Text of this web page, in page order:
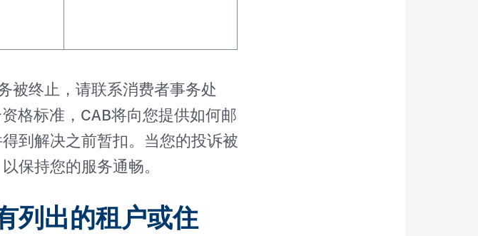
被终止，请联系消费者事务处
格标准，CAB将向您提供如何邮
到解决之前暂扣。当您的投诉被
保持您的服务通畅。
列出的租户或住